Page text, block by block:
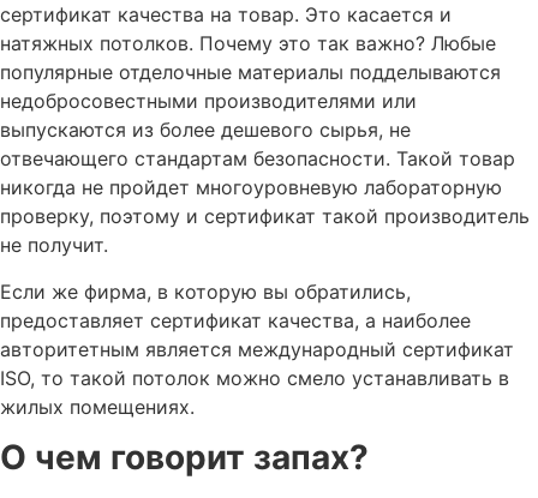
сертификат качества на товар. Это касается и
натяжных потолков. Почему это так важно? Любые
популярные отделочные материалы подделываются
недобросовестными производителями или
выпускаются из более дешевого сырья, не
отвечающего стандартам безопасности. Такой товар
никогда не пройдет многоуровневую лабораторную
проверку, поэтому и сертификат такой производитель
не получит.
Если же фирма, в которую вы обратились,
предоставляет сертификат качества, а наиболее
авторитетным является международный сертификат
ISO, то такой потолок можно смело устанавливать в
жилых помещениях.
О чем говорит запах?